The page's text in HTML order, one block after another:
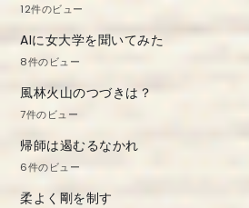
12件のビュー
AIに女大学を聞いてみた
8件のビュー
風林火山のつづきは？
7件のビュー
帰師は遏むるなかれ
6件のビュー
柔よく剛を制す